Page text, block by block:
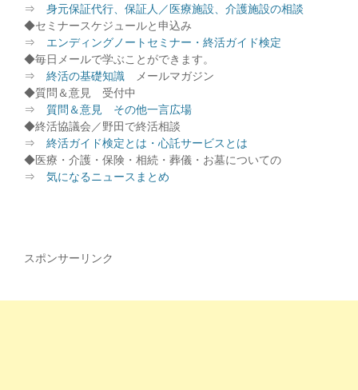
⇒ 身元保証代行、保証人／医療施設、介護施設の相談
◆セミナースケジュールと申込み
⇒ エンディングノートセミナー・終活ガイド検定
◆毎日メールで学ぶことができます。
⇒ 終活の基礎知識 メールマガジン
◆質問＆意見 受付中
⇒ 質問＆意見 その他一言広場
◆終活協議会／野田で終活相談
⇒ 終活ガイド検定とは・心託サービスとは
◆医療・介護・保険・相続・葬儀・お墓についての
⇒ 気になるニュースまとめ
スポンサーリンク